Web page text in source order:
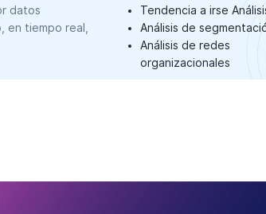
datos
en tiempo real,
Tendencia a irse
Análisis de
Análisis de redes
organizacionales